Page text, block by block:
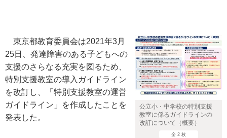
公立小・中学校の特別支援
教室に係るガイドラインの
改訂について（概要）
全 2 枚
東京都教育委員会は2021年3月
25日、発達障害のある子どもへの
支援のさらなる充実を図るため、
特別支援教室の導入ガイドライン
を改訂し、「特別支援教室の運営
ガイドライン」を作成したことを
発表した。